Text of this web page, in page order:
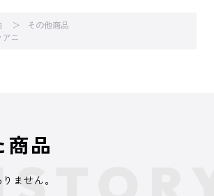
その他商品
ニ
商品
ません。